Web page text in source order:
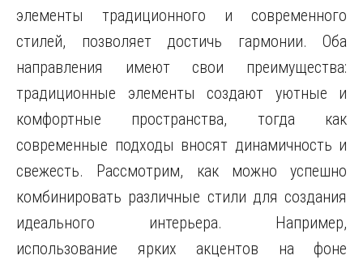
элементы традиционного и современного
стилей, позволяет достичь гармонии. Оба
направления имеют свои преимущества:
традиционные элементы создают уютные и
комфортные пространства, тогда как
современные подходы вносят динамичность и
свежесть. Рассмотрим, как можно успешно
комбинировать различные стили для создания
идеального интерьера. Например,
использование ярких акцентов на фоне